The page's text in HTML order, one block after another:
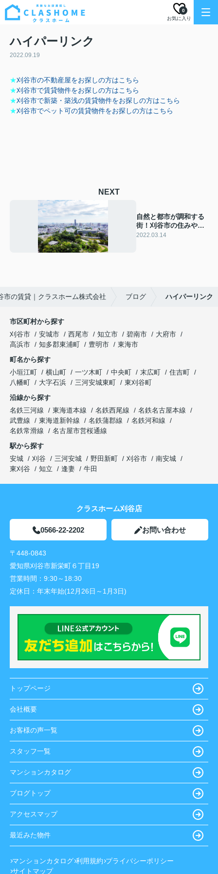
お気に入り
0
ハイパーリンク
2022.09.19
★刈谷市の不動産屋をお探しの方はこちら
★刈谷市で賃貸物件をお探しの方はこちら
★刈谷市で新築・築浅の賃貸物件をお探しの方はこちら
★刈谷市でペット可の賃貸物件をお探しの方はこちら
NEXT
自然と都市が調和する
街！刈谷市の住みやす
さをご紹介！
2022.03.14
市の賃貸｜クラスホーム株式会社 ブログ ハイパーリンク
市区町村から探す
刈谷市
安城市 西尾市 知立市 碧南市
大府市
高浜市
知多郡東浦町 豊明市
東海市
町名から探す
小垣江町
横山町 一ツ木町 中央町 末広町
住吉町
八幡町
大字石浜 三河安城東町
東刈谷町
沿線から探す
名鉄三河線
東海道本線 名鉄西尾線
名鉄名古屋本線
武豊線
東海道新幹線 名鉄蒲郡線
名鉄河和線
名鉄常滑線
名古屋市営桜通線
駅から探す
安城
刈谷 三河安城 野田新町 刈谷市
南安城
東刈谷
知立 逢妻 牛田
クラスホーム刈谷店
0566-22-2202 お問い合わせ
〒448-0843
愛知県刈谷市新栄町６丁目19
営業時間： 9:30～18:30
定休日： 年末年始(12月26日～1月3日)
トップページ
会社概要
お客様の声一覧
スタッフ一覧
マンションカタログ
ブログトップ
アクセスマップ
最近みた物件
マンションカタログ 利用規約 プライバシーポリシー
サイトマップ